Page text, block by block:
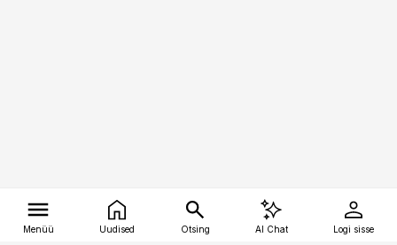
Menüü Uudised Otsing AI Chat Logi sisse